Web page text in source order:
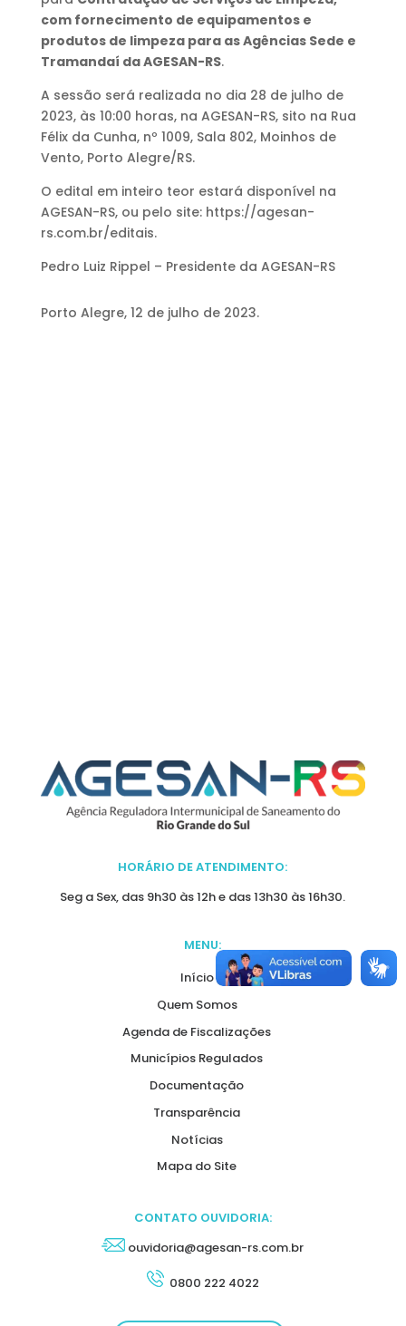
com fornecimento de equipamentos e
produtos de limpeza para as Agências Sede e
Tramandaí da AGESAN-RS.
A sessão será realizada no dia 28 de julho de
2023, às 10:00 horas, na AGESAN-RS, sito na Rua
Félix da Cunha, nº 1009, Sala 802, Moinhos de
Vento, Porto Alegre/RS.
O edital em inteiro teor estará disponível na
AGESAN-RS, ou pelo site: https://agesan-
rs.com.br/editais.
Pedro Luiz Rippel – Presidente da AGESAN-RS
Porto Alegre, 12 de julho de 2023.
HORÁRIO DE ATENDIMENTO:
Seg a Sex, das 9h30 às 12h e das 13h30 às 16h30.
MENU:
Início
Quem Somos
Agenda de Fiscalizações
Municípios Regulados
Documentação
Transparência
Notícias
Mapa do Site
CONTATO OUVIDORIA:
ouvidoria@agesan-rs.com.br
0800 222 4022